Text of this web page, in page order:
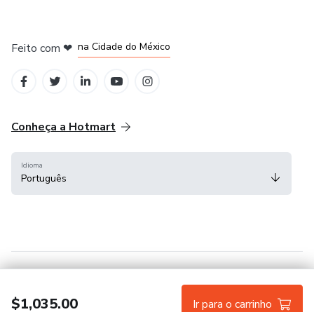
$1,035.00 Ir para o carrinho
Feito com ❤ na Cidade do México
Conheça a Hotmart
Idioma
Português